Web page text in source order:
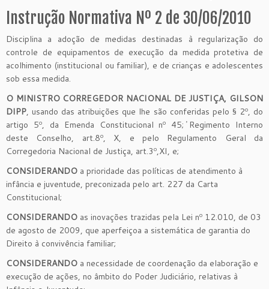
Instrução Normativa Nº 2 de 30/06/2010
Disciplina a adoção de medidas destinadas à regularização do
controle de equipamentos de execução da medida protetiva de
acolhimento (institucional ou familiar), e de crianças e adolescentes
sob essa medida.
O MINISTRO CORREGEDOR NACIONAL DE JUSTIÇA, GILSON
DIPP, usando das atribuições que lhe são conferidas pelo § 2º, do
artigo 5º, da Emenda Constitucional nº 45; ̕Regimento Interno
deste Conselho, art.8º, X, e pelo Regulamento Geral da
Corregedoria Nacional de Justiça, art.3º,XI, e;
CONSIDERANDO a prioridade das políticas de atendimento à
infância e juventude, preconizada pelo art. 227 da Carta
Constitucional;
CONSIDERANDO as inovações trazidas pela Lei nº 12.010, de 03
de agosto de 2009, que aperfeiçoa a sistemática de garantia do
Direito à convivência familiar;
CONSIDERANDO a necessidade de coordenação da elaboração e
execução de ações, no âmbito do Poder Judiciário, relativas à